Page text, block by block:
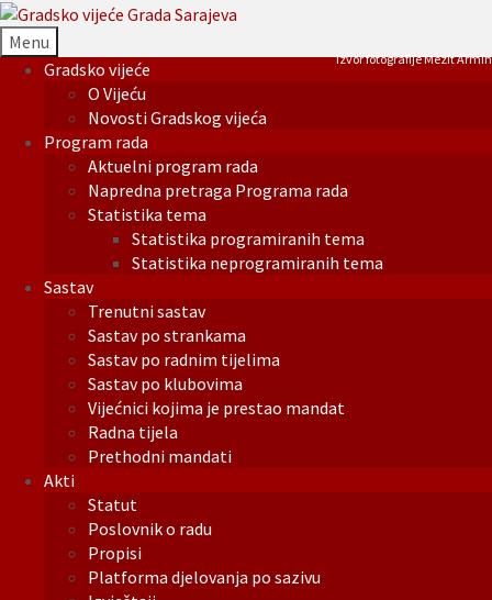
Menu
Gradsko vijeće
O Vijeću
Novosti Gradskog vijeća
Program rada
Aktuelni program rada
Napredna pretraga Programa rada
Statistika tema
Statistika programiranih tema
Statistika neprogramiranih tema
Sastav
Trenutni sastav
Sastav po strankama
Sastav po radnim tijelima
Sastav po klubovima
Vijećnici kojima je prestao mandat
Radna tijela
Prethodni mandati
Akti
Statut
Poslovnik o radu
Propisi
Platforma djelovanja po sazivu
Izvor fotografije Mezit Armin